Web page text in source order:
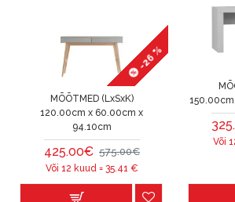
-26 %
MÕÕTMED (LxSxK)
120.00cm x 60.00cm x
94.10cm
425.00€ 575.00€
Või 12 kuud = 35.41 €
Või